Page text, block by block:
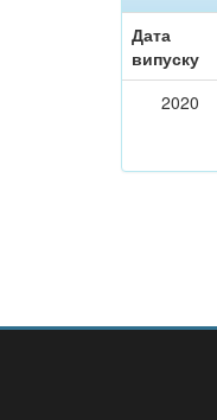
Дата
випуску
2020